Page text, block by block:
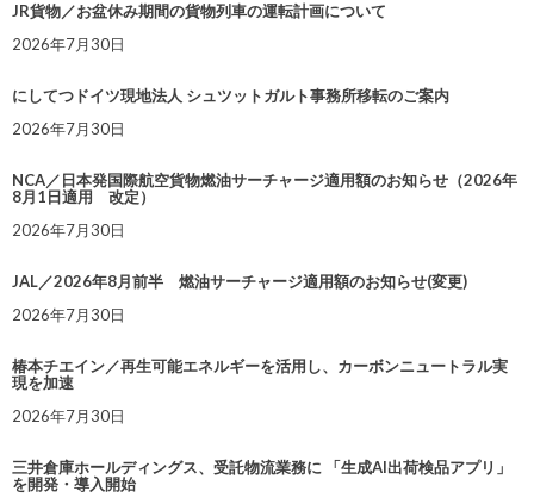
JR貨物／お盆休み期間の貨物列車の運転計画について
2026年7月30日
にしてつドイツ現地法人 シュツットガルト事務所移転のご案内
2026年7月30日
NCA／日本発国際航空貨物燃油サーチャージ適用額のお知らせ（2026年
8月1日適用 改定）
2026年7月30日
JAL／2026年8月前半 燃油サーチャージ適用額のお知らせ(変更)
2026年7月30日
椿本チエイン／再生可能エネルギーを活用し、カーボンニュートラル実
現を加速
2026年7月30日
三井倉庫ホールディングス、受託物流業務に 「生成AI出荷検品アプリ」
を開発・導入開始